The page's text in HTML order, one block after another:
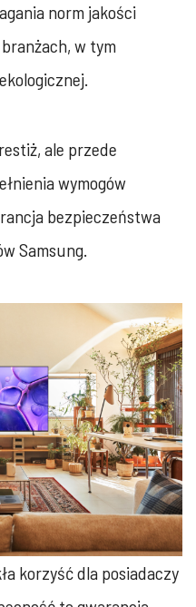
norm jakości
w tym
ale przede
wymogów
bezpieczeństwa
Samsung.
korzyść dla posiadaczy